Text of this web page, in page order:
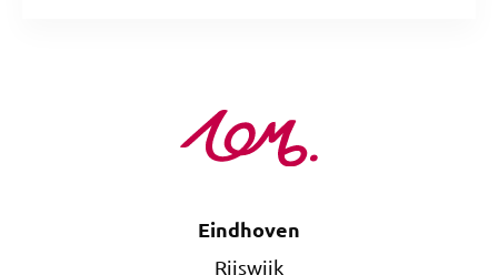
Eindhoven
Rijswijk